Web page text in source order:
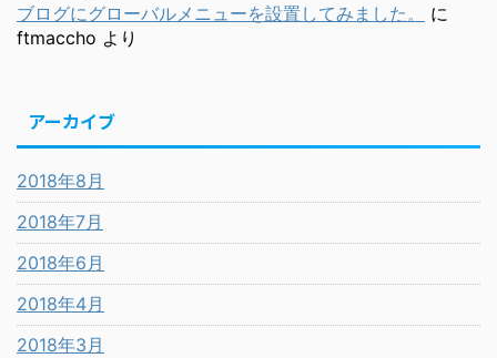
ブログにグローバルメニューを設置してみました。
に
ftmaccho より
アーカイブ
2018年8月
2018年7月
2018年6月
2018年4月
2018年3月